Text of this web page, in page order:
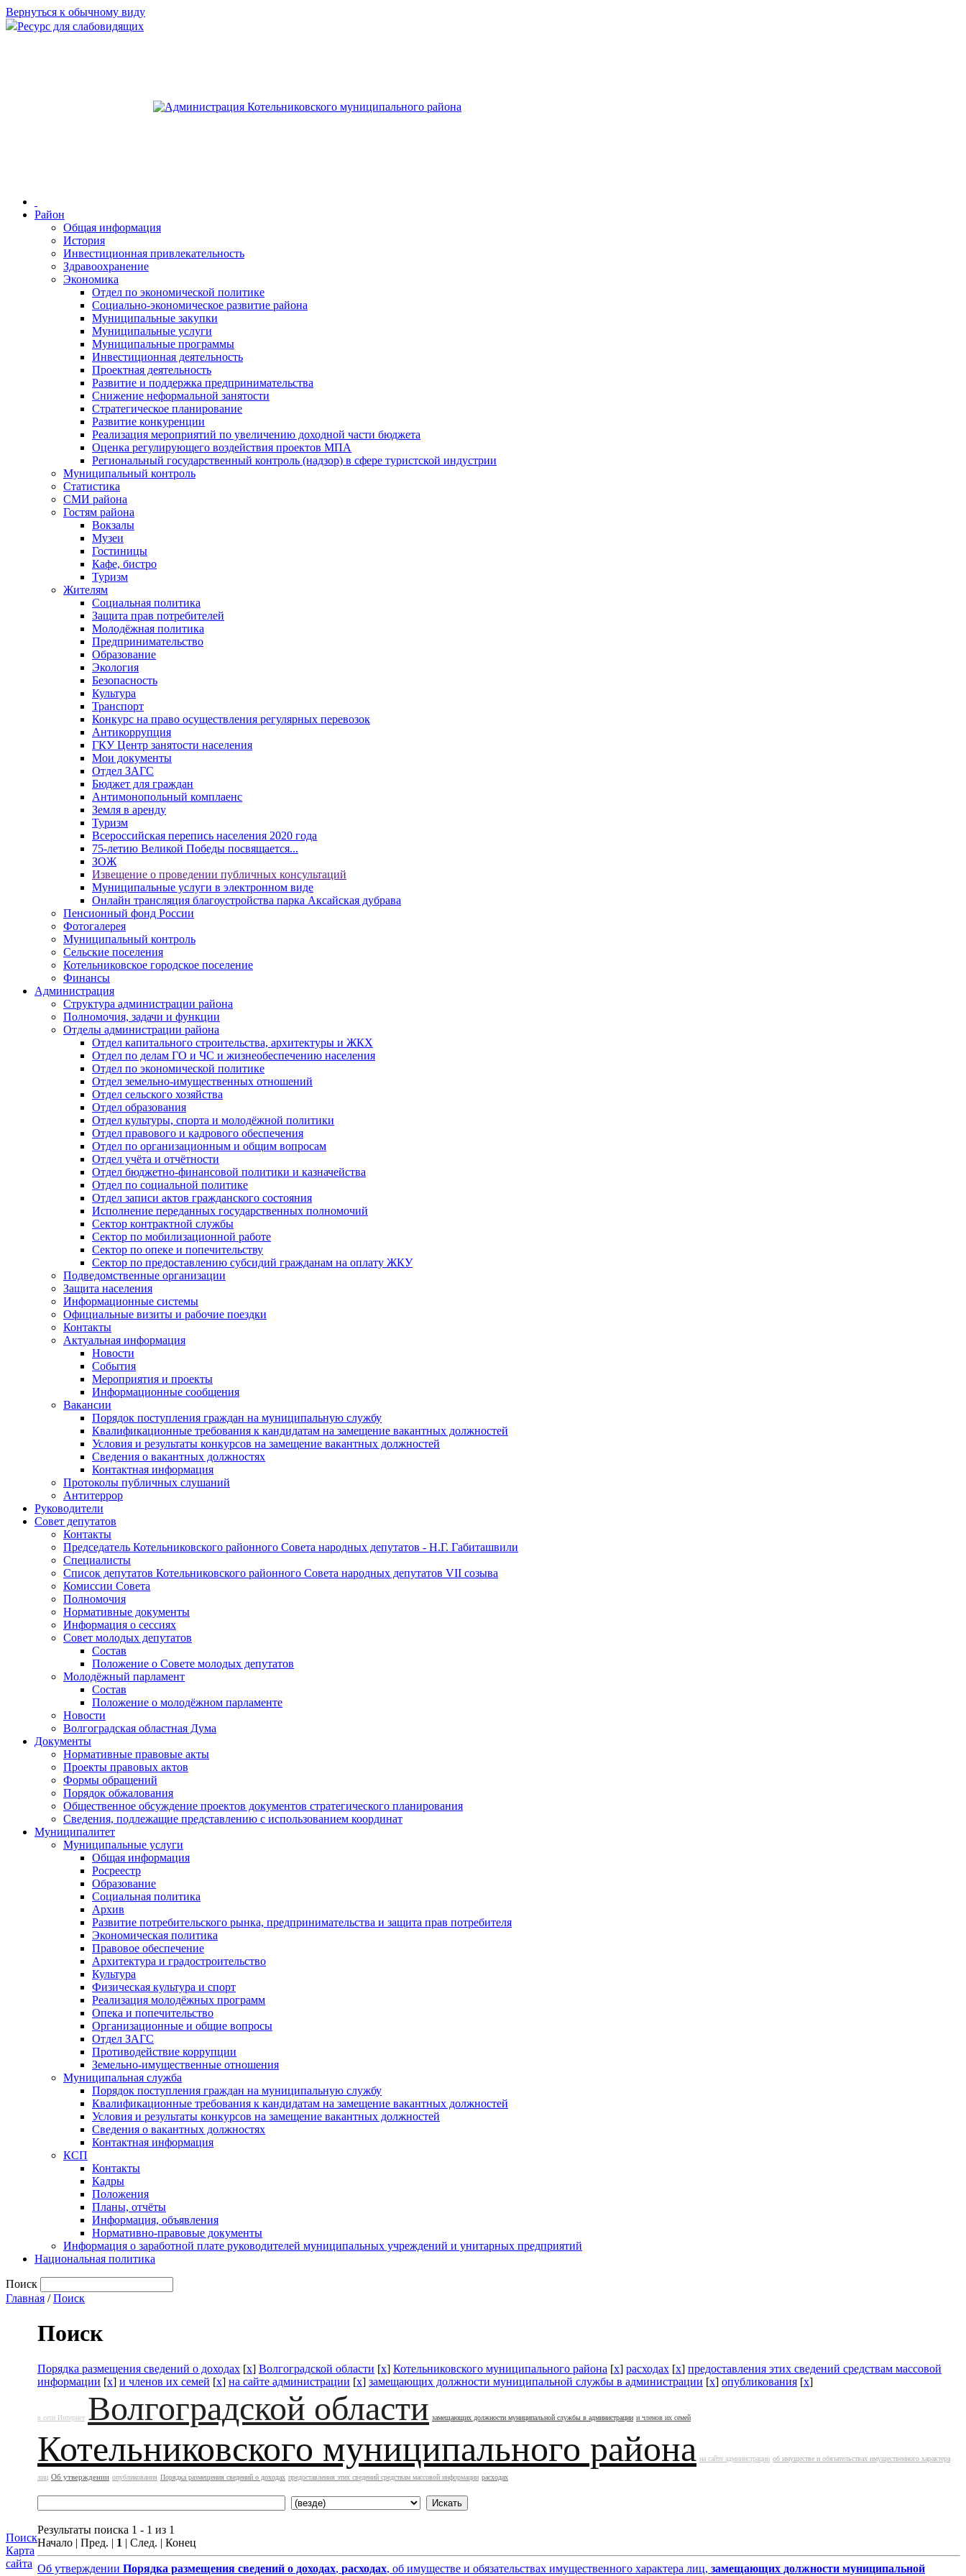
Вернуться к обычному виду
Ресурс для слабовидящих
Район
Общая информация
История
Инвестиционная привлекательность
Здравоохранение
Экономика
Отдел по экономической политике
Социально-экономическое развитие района
Муниципальные закупки
Муниципальные услуги
Муниципальные программы
Инвестиционная деятельность
Проектная деятельность
Развитие и поддержка предпринимательства
Снижение неформальной занятости
Стратегическое планирование
Развитие конкуренции
Реализация мероприятий по увеличению доходной части бюджета
Оценка регулирующего воздействия проектов МПА
Региональный государственный контроль (надзор) в сфере туристской индустрии
Муниципальный контроль
Статистика
СМИ района
Гостям района
Вокзалы
Музеи
Гостиницы
Кафе, бистро
Туризм
Жителям
Социальная политика
Защита прав потребителей
Молодёжная политика
Предпринимательство
Образование
Экология
Безопасность
Культура
Транспорт
Конкурс на право осуществления регулярных перевозок
Антикоррупция
ГКУ Центр занятости населения
Мои документы
Отдел ЗАГС
Бюджет для граждан
Антимонопольный комплаенс
Земля в аренду
Туризм
Всероссийская перепись населения 2020 года
75-летию Великой Победы посвящается...
ЗОЖ
Извещение о проведении публичных консультаций
Муниципальные услуги в электронном виде
Онлайн трансляция благоустройства парка Аксайская дубрава
Пенсионный фонд России
Фотогалерея
Муниципальный контроль
Сельские поселения
Котельниковское городское поселение
Финансы
Администрация
Структура администрации района
Полномочия, задачи и функции
Отделы администрации района
Отдел капитального строительства, архитектуры и ЖКХ
Отдел по делам ГО и ЧС и жизнеобеспечению населения
Отдел по экономической политике
Отдел земельно-имущественных отношений
Отдел сельского хозяйства
Отдел образования
Отдел культуры, спорта и молодёжной политики
Отдел правового и кадрового обеспечения
Отдел по организационным и общим вопросам
Отдел учёта и отчётности
Отдел бюджетно-финансовой политики и казначейства
Отдел по социальной политике
Отдел записи актов гражданского состояния
Исполнение переданных государственных полномочий
Сектор контрактной службы
Сектор по мобилизационной работе
Сектор по опеке и попечительству
Сектор по предоставлению субсидий гражданам на оплату ЖКУ
Подведомственные организации
Защита населения
Информационные системы
Официальные визиты и рабочие поездки
Контакты
Актуальная информация
Новости
События
Мероприятия и проекты
Информационные сообщения
Вакансии
Порядок поступления граждан на муниципальную службу
Квалификационные требования к кандидатам на замещение вакантных должностей
Условия и результаты конкурсов на замещение вакантных должностей
Сведения о вакантных должностях
Контактная информация
Протоколы публичных слушаний
Антитеррор
Руководители
Совет депутатов
Контакты
Председатель Котельниковского районного Совета народных депутатов - Н.Г. Габиташвили
Специалисты
Список депутатов Котельниковского районного Совета народных депутатов VII созыва
Комиссии Совета
Полномочия
Нормативные документы
Информация о сессиях
Совет молодых депутатов
Состав
Положение о Совете молодых депутатов
Молодёжный парламент
Состав
Положение о молодёжном парламенте
Новости
Волгоградская областная Дума
Документы
Нормативные правовые акты
Проекты правовых актов
Формы обращений
Порядок обжалования
Общественное обсуждение проектов документов стратегического планирования
Сведения, подлежащие представлению с использованием координат
Муниципалитет
Муниципальные услуги
Общая информация
Росреестр
Образование
Социальная политика
Архив
Развитие потребительского рынка, предпринимательства и защита прав потребителя
Экономическая политика
Правовое обеспечение
Архитектура и градостроительство
Культура
Физическая культура и спорт
Реализация молодёжных программ
Опека и попечительство
Организационные и общие вопросы
Отдел ЗАГС
Противодействие коррупции
Земельно-имущественные отношения
Муниципальная служба
Порядок поступления граждан на муниципальную службу
Квалификационные требования к кандидатам на замещение вакантных должностей
Условия и результаты конкурсов на замещение вакантных должностей
Сведения о вакантных должностях
Контактная информация
КСП
Контакты
Кадры
Положения
Планы, отчёты
Информация, объявления
Нормативно-правовые документы
Информация о заработной плате руководителей муниципальных учреждений и унитарных предприятий
Национальная политика
Поиск
Главная /Поиск
Поиск
Карта
сайта
Поиск
Порядка размещения сведений о доходах [x] Волгоградской области [x] Котельниковского муниципального района [x] расходах [x] предоставления этих сведений средствам массовой
информации [x] и членов их семей [x] на сайте администрации [x] замещающих должности муниципальной службы в администрации [x] опубликования [x]
в сети Интернет Волгоградской области замещающих должности муниципальной службы в администрации и членов их семей
Котельниковского муниципального района на сайте администрации об имуществе и обязательствах имущественного характера
лиц Об утверждении опубликования Порядка размещения сведений о доходах предоставления этих сведений средствам массовой информации расходах
Результаты поиска 1 - 1 из 1
Начало | Пред. | 1 | След. | Конец
Об утверждении Порядка размещения сведений о доходах, расходах, об имуществе и обязательствах имущественного характера лиц, замещающих должности муниципальной